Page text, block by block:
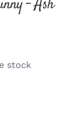
– Ash
stock